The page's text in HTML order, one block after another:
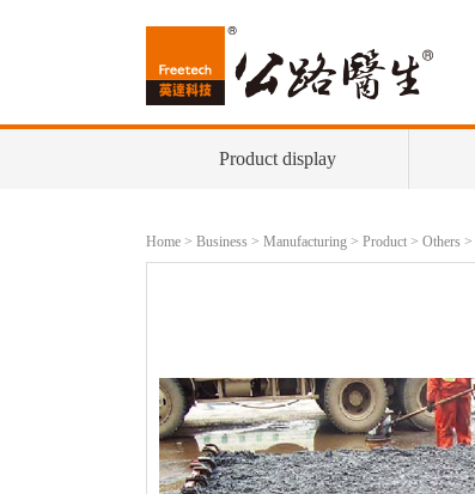
Product display
Home > Business > Manufacturing > Product > Others >